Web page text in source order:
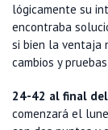
lógicamente su
encontraba
si bien la ventaja
cambios y
24-42 al final
comenzará el